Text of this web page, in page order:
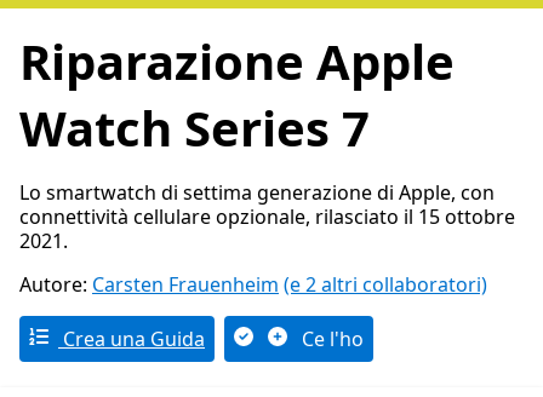
Riparazione Apple
Watch Series 7
Lo smartwatch di settima generazione di Apple, con
connettività cellulare opzionale, rilasciato il 15 ottobre
2021.
Autore: Carsten Frauenheim (e 2 altri collaboratori)
Crea una Guida Ce l'ho